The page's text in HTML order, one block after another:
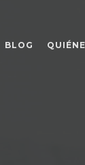
BLOG